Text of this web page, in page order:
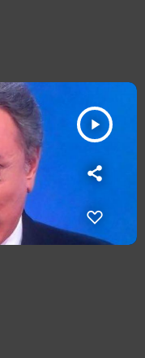
play_arrow